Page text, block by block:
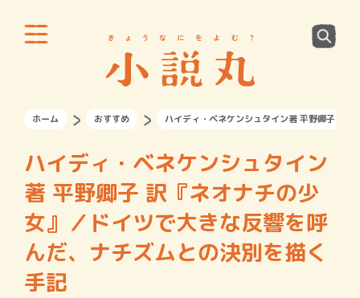
ホーム おすすめ ハイディ・ベネケンシュタイン著 平野卿子 訳
ハイディ・ベネケンシュタイン
著 平野卿子 訳『ネオナチの少
女』／ドイツで大きな反響を呼
んだ、ナチズムとの決別を描く
手記